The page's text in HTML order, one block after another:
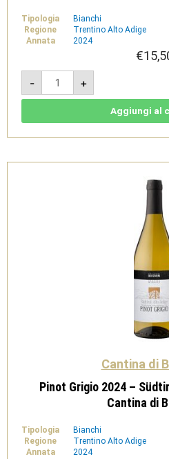
Tipologia
Bianchi
Regione
Trentino Alto Adige
Annata
2024
€
-
Chardonnay
2024
-
Südtirol
-
Bolzano
+
Aggiungi al
Cantina di
Pinot Grigio 2024 –
Cantina di
Tipologia
Bianchi
Regione
Trentino Alto Adige
Annata
2024